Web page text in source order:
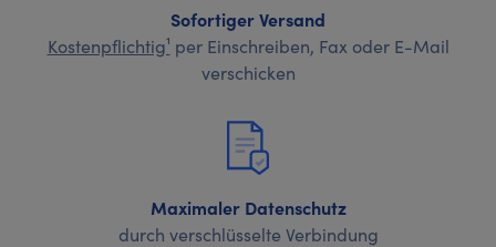
Sofortiger Versand
Kostenpflichtig¹ per Einschreiben, Fax oder E-Mail
verschicken
Maximaler Datenschutz
durch verschlüsselte Verbindung